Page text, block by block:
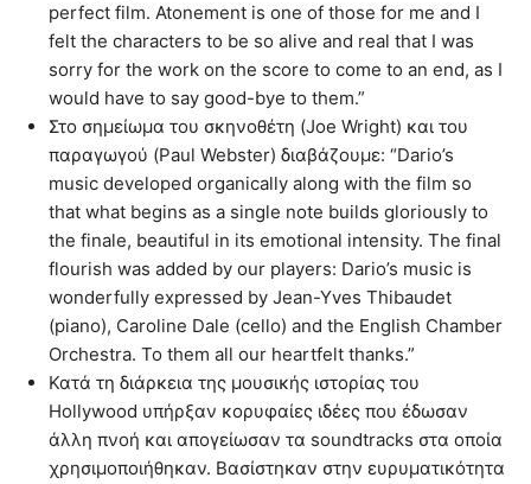
perfect film. Atonement is one of those for me and I
felt the characters to be so alive and real that I was
sorry for the work on the score to come to an end, as I
would have to say good-bye to them.”
Στο σημείωμα του σκηνοθέτη (Joe Wright) και του
παραγωγού (Paul Webster) διαβάζουμε: “Dario’s
music developed organically along with the film so
that what begins as a single note builds gloriously to
the finale, beautiful in its emotional intensity. The final
flourish was added by our players: Dario’s music is
wonderfully expressed by Jean-Yves Thibaudet
(piano), Caroline Dale (cello) and the English Chamber
Orchestra. To them all our heartfelt thanks.”
Κατά τη διάρκεια της μουσικής ιστορίας του
Hollywood υπήρξαν κορυφαίες ιδέες που έδωσαν
άλλη πνοή και απογείωσαν τα soundtracks στα οποία
χρησιμοποιήθηκαν. Βασίστηκαν στην ευρυματικότητα